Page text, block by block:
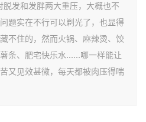
发和发胖两大重压，大概也不
题实在不行可以剃光了，也显得
不住的，然而火锅、麻辣烫、饺
条、肥宅快乐水……哪一样能让
又见效甚微，每天都被肉压得喘